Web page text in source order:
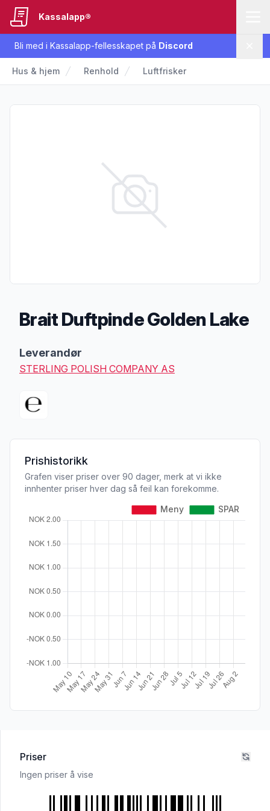
Bli med i Kassalapp-fellesskapet på Discord
Kassalapp®
Hus & hjem Renhold Luftfrisker
Brait Duftpinde Golden Lake
Leverandør
STERLING POLISH COMPANY AS
Prishistorikk
Grafen viser priser over 90 dager, merk at vi ikke
innhenter priser hver dag så feil kan forekomme.
Priser
Ingen priser å vise